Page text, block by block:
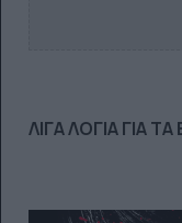
ΛΙΓΑ ΛΟΓΙΑ ΓΙΑ